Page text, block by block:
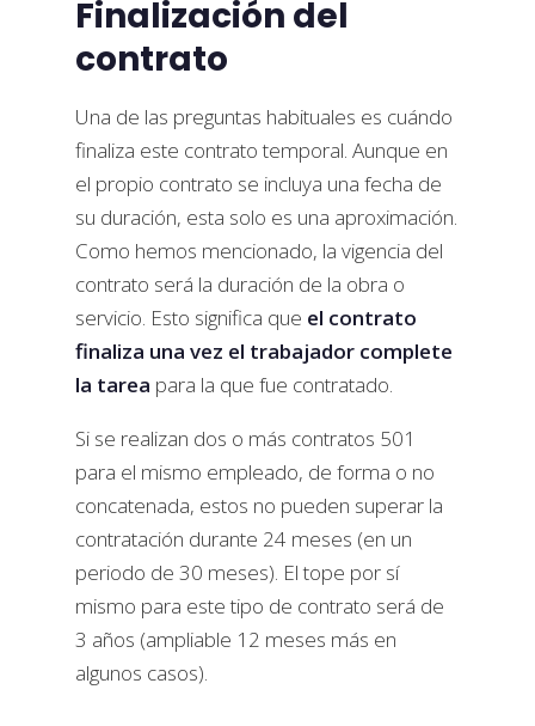
Finalización del
contrato
Una de las preguntas habituales es cuándo
finaliza este contrato temporal. Aunque en
el propio contrato se incluya una fecha de
su duración, esta solo es una aproximación.
Como hemos mencionado, la vigencia del
contrato será la duración de la obra o
servicio. Esto significa que el contrato
finaliza una vez el trabajador complete
la tarea para la que fue contratado.
Si se realizan dos o más contratos 501
para el mismo empleado, de forma o no
concatenada, estos no pueden superar la
contratación durante 24 meses (en un
periodo de 30 meses). El tope por sí
mismo para este tipo de contrato será de
3 años (ampliable 12 meses más en
algunos casos).